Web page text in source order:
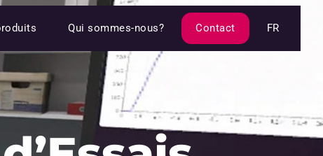
Qui sommes-nous? Contact FR